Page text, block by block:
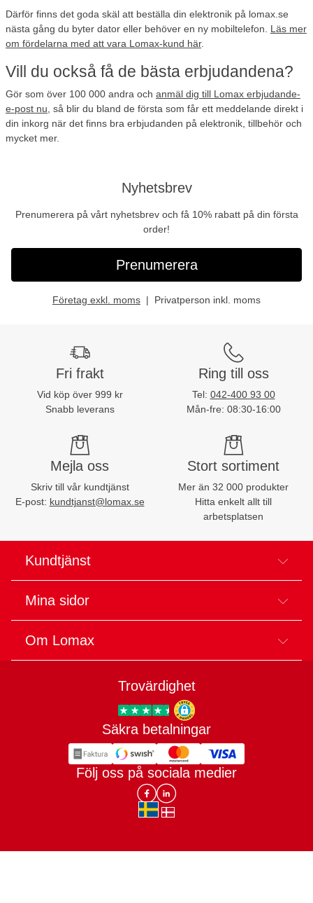
Därför finns det goda skäl att beställa din elektronik på lomax.se
nästa gång du byter dator eller behöver en ny mobiltelefon. Läs mer
om fördelarna med att vara Lomax-kund här.
Vill du också få de bästa erbjudandena?
Gör som över 100 000 andra och anmäl dig till Lomax erbjudande-
e-post nu , så blir du bland de första som får ett meddelande direkt i
din inkorg när det finns bra erbjudanden på elektronik, tillbehör och
mycket mer.
Nyhetsbrev
Prenumerera på vårt nyhetsbrev och få 10% rabatt på din första
order!
Prenumerera
Företag exkl. moms Privatperson inkl. moms
Fri frakt
Vid köp över 999 kr
Snabb leverans
Ring till oss
Tel: 042-400 93 00
Mån-fre: 08:30-16:00
Mejla oss
Skriv till vår kundtjänst
E-post: kundtjanst@lomax.se
Stort sortiment
Mer än 32 000 produkter
Hitta enkelt allt till
arbetsplatsen
Kundtjänst
Mina sidor
Om Lomax
Trovärdighet
Trygg E-handel
Säkra betalningar
Följ oss på sociala medier
Lomax DK Facebook
Lomax SE LinkIn
sv-SEda-DK